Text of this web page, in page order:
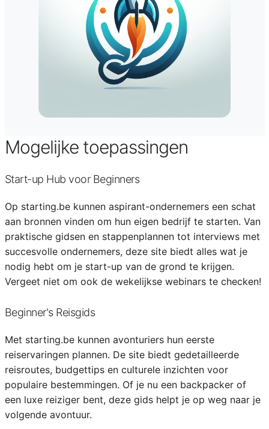
Mogelijke toepassingen
Start-up Hub voor Beginners
Op starting.be kunnen aspirant-ondernemers een schat
aan bronnen vinden om hun eigen bedrijf te starten. Van
praktische gidsen en stappenplannen tot interviews met
succesvolle ondernemers, deze site biedt alles wat je
nodig hebt om je start-up van de grond te krijgen.
Vergeet niet om ook de wekelijkse webinars te checken!
Beginner's Reisgids
Met starting.be kunnen avonturiers hun eerste
reiservaringen plannen. De site biedt gedetailleerde
reisroutes, budgettips en culturele inzichten voor
populaire bestemmingen. Of je nu een backpacker of
een luxe reiziger bent, deze gids helpt je op weg naar je
volgende avontuur.